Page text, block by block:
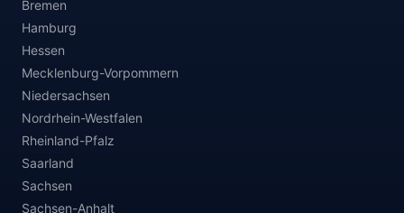
Bremen
Hamburg
Hessen
Mecklenburg-Vorpommern
Niedersachsen
Nordrhein-Westfalen
Rheinland-Pfalz
Saarland
Sachsen
Sachsen-Anhalt